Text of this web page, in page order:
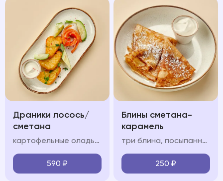
Драники лосось/
сметана
картофельные оладьи, форель, помидоры черри, сметанно-сливочный крем, огурец, зелень
590 ₽
Блины сметана-
карамель
три блина, посыпанные сахарной пудрой подаются с карамелью, сметаной или сгущенным молоком (на выбор)
250 ₽